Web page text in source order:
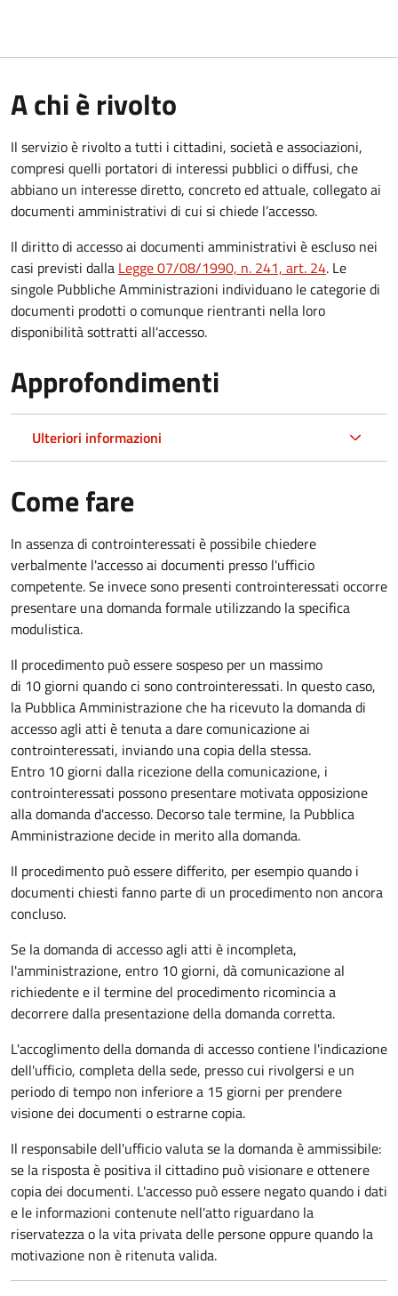
A chi è rivolto
Il servizio è rivolto a tutti i cittadini, società e associazioni,
compresi quelli portatori di interessi pubblici o diffusi, che
abbiano un interesse diretto, concreto ed attuale, collegato ai
documenti amministrativi di cui si chiede l’accesso.
Il diritto di accesso ai documenti amministrativi è escluso nei
casi previsti dalla Legge 07/08/1990, n. 241, art. 24. Le
singole Pubbliche Amministrazioni individuano le categorie di
documenti prodotti o comunque rientranti nella loro
disponibilità sottratti all'accesso.
Approfondimenti
Ulteriori informazioni
Come fare
In assenza di controinteressati è possibile chiedere
verbalmente l'accesso ai documenti presso l'ufficio
competente. Se invece sono presenti controinteressati occorre
presentare una domanda formale utilizzando la specifica
modulistica.
Il procedimento può essere sospeso per un massimo
di 10 giorni quando ci sono controinteressati. In questo caso,
la Pubblica Amministrazione che ha ricevuto la domanda di
accesso agli atti è tenuta a dare comunicazione ai
controinteressati, inviando una copia della stessa.
Entro 10 giorni dalla ricezione della comunicazione, i
controinteressati possono presentare motivata opposizione
alla domanda d'accesso. Decorso tale termine, la Pubblica
Amministrazione decide in merito alla domanda.
Il procedimento può essere differito, per esempio quando i
documenti chiesti fanno parte di un procedimento non ancora
concluso.
Se la domanda di accesso agli atti è incompleta,
l'amministrazione, entro 10 giorni, dà comunicazione al
richiedente e il termine del procedimento ricomincia a
decorrere dalla presentazione della domanda corretta.
L'accoglimento della domanda di accesso contiene l'indicazione
dell'ufficio, completa della sede, presso cui rivolgersi e un
periodo di tempo non inferiore a 15 giorni per prendere
visione dei documenti o estrarne copia.
Il responsabile dell'ufficio valuta se la domanda è ammissibile:
se la risposta è positiva il cittadino può visionare e ottenere
copia dei documenti. L'accesso può essere negato quando i dati
e le informazioni contenute nell'atto riguardano la
riservatezza o la vita privata delle persone oppure quando la
motivazione non è ritenuta valida.